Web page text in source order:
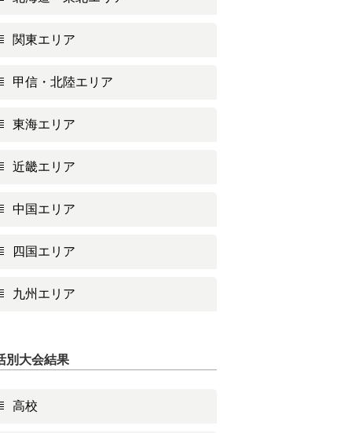
関東エリア
甲信・北陸エリア
東海エリア
近畿エリア
中国エリア
四国エリア
九州エリア
別大会結果
高校